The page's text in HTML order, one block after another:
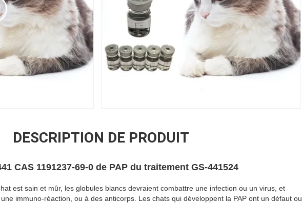
DESCRIPTION DE PRODUIT
CAS 1191237-69-0 de PAP du traitement GS-441524
est sain et mûr, les globules blancs devraient combattre une infection ou un virus, et
immuno-réaction, ou à des anticorps. Les chats qui développent la PAP ont un défaut ou